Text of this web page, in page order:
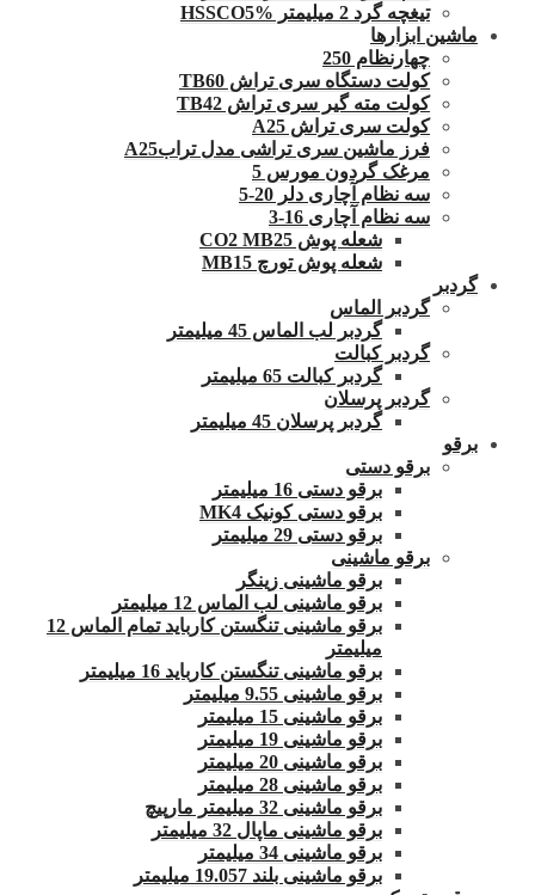
تیغچه گرد 2 میلیمتر HSSCO5%
ماشین ابزارها
چهارنظام 250
کولت دستگاه سری تراش TB60
کولت مته گیر سری تراش TB42
کولت سری تراش A25
فرز ماشین سری تراشی مدل ترابA25
مرغک گردون مورس 5
سه نظام آچاری دلر 20-5
سه نظام آچاری 16-3
شعله پوش CO2 MB25
شعله پوش تورچ MB15
گردبر
گردبر الماس
گردبر لب الماس 45 میلیمتر
گردبر کبالت
گردبر کبالت 65 میلیمتر
گردبر پرسلان
گردبر پرسلان 45 میلیمتر
برقو
برقو دستی
برقو دستی 16 میلیمتر
برقو دستی کونیک MK4
برقو دستی 29 میلیمتر
برقو ماشینی
برقو ماشینی زینگر
برقو ماشینی لب الماس 12 میلیمتر
برقو ماشینی تنگستن کارباید تمام الماس 12
میلیمتر
برقو ماشینی تنگستن کارباید 16 میلیمتر
برقو ماشینی 9.55 میلیمتر
برقو ماشینی 15 میلیمتر
برقو ماشینی 19 میلیمتر
برقو ماشینی 20 میلیمتر
برقو ماشینی 28 میلیمتر
برقو ماشینی 32 میلیمتر مارپیچ
برقو ماشینی ماپال 32 میلیمتر
برقو ماشینی 34 میلیمتر
برقو ماشینی بلند 19.057 میلیمتر